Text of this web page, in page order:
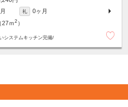
礼
0ヶ月
27ｍ2 ）
システムキッチン完備/